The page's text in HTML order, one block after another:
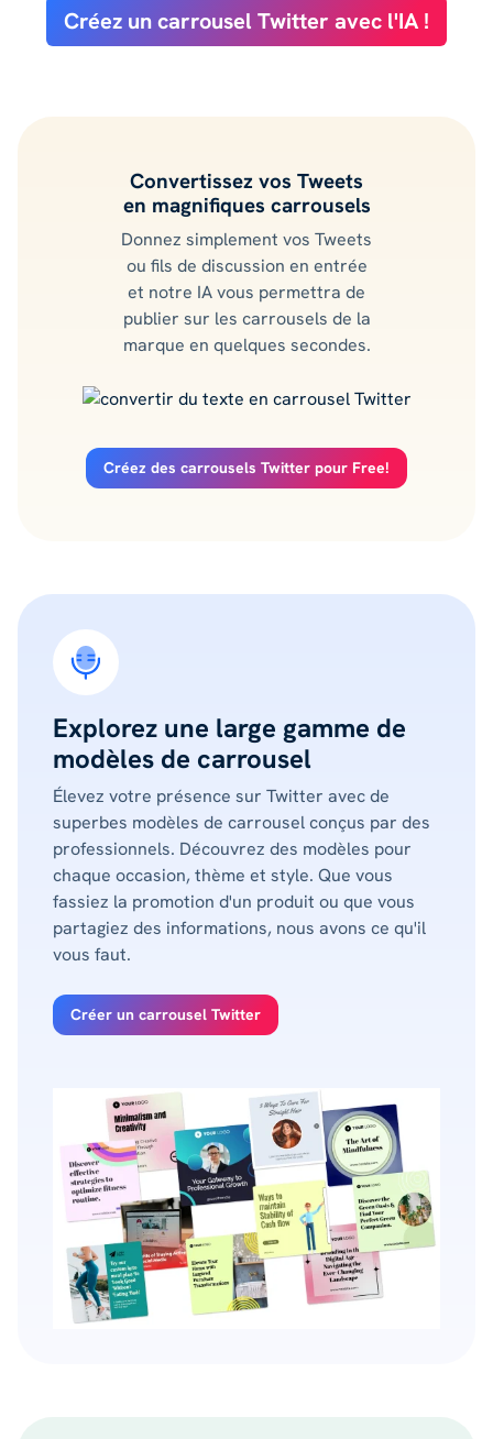
Créez un carrousel Twitter avec l'IA !
Convertissez vos Tweets
en magnifiques carrousels
Donnez simplement vos Tweets
ou fils de discussion en entrée
et notre IA vous permettra de
publier sur les carrousels de la
marque en quelques secondes.
Créez des carrousels Twitter pour Free!
Explorez une large gamme de
modèles de carrousel
Élevez votre présence sur Twitter avec de
superbes modèles de carrousel conçus par des
professionnels. Découvrez des modèles pour
chaque occasion, thème et style. Que vous
fassiez la promotion d'un produit ou que vous
partagiez des informations, nous avons ce qu'il
vous faut.
Créer un carrousel Twitter